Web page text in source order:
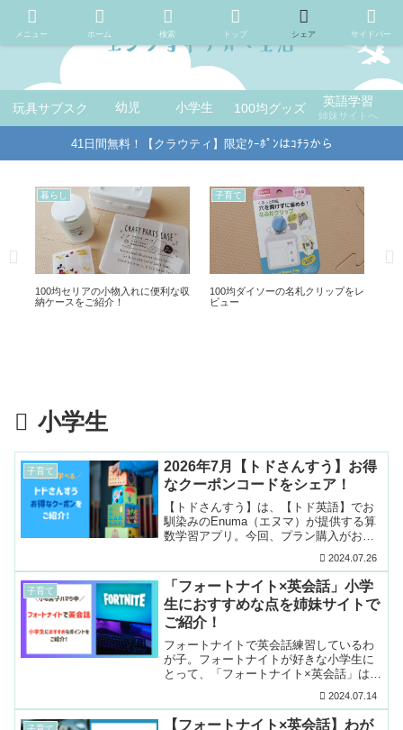
玩具サブスク 幼児 小学生 100均グッズ 英語学習
姉妹サイトへ
41日間無料！【クラウティ】限定ｸｰﾎﾟﾝはｺﾁﾗから
暮らし
100均セリアの小物入れに便利な収
納ケースをご紹介！
子育て
100均ダイソーの名札クリップをレ
ビュー
小学生
子育て
2026年7月【トドさんすう】お得
なクーポンコードをシェア！
【トドさんすう】は、【トド英語】でお
馴染みのEnuma（エヌマ）が提供する算
数学習アプリ。今回、プラン購入がお得
ただきましたので、ご紹介します！＼公
式サイトはこちら...
2024.07.26
子育て
「フォートナイト×英会話」小学
生におすすめな点を姉妹サイトで
ご紹介！
フォートナイトで英会話練習しているわ
が子。フォートナイトが好きな小学生に
とって、「フォートナイト×英会話」は1
学生におすすめなポイントを挙げるとこ
ちら。 とにかく楽...
2024.07.14
【フォートナイト×英会話】わが
メニュー ホーム 検索 トップ シェア サイドバー